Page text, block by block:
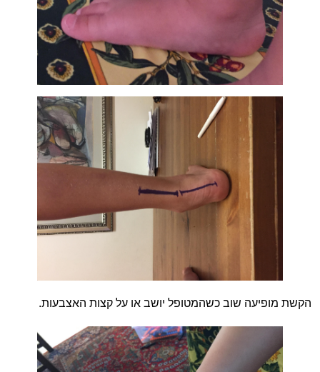
הקשת מופיעה שוב כשהמטופל יושב או על קצות האצבעות.